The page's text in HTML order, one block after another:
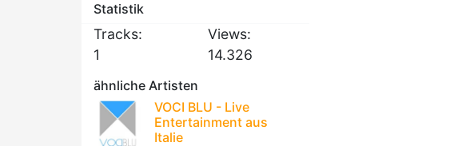
Statistik
Tracks:
1
Views:
14.326
ähnliche Artisten
VOCI BLU - Live
Entertainment aus
Italie